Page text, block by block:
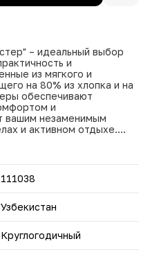
– идеальный выбор
и
из мягкого и
на 80% из хлопка и на
обеспечивают
и
вашим незаменимым
и активном отдыхе.
в Узбекистане,
в текстильной
только
и
традиций и
требованиям.
111038
Узбекистан
Круглогодичный